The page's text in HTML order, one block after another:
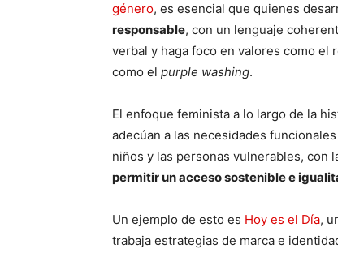
género, es esencial que quienes
responsable, con un lenguaje
verbal y haga foco en valores como el
como el purple washing.
El enfoque feminista a lo largo de la
adecúan a las necesidades
niños y las personas vulnerables, con
permitir un acceso sostenible e
Un ejemplo de esto es Hoy es el Día,
trabaja estrategias de marca e